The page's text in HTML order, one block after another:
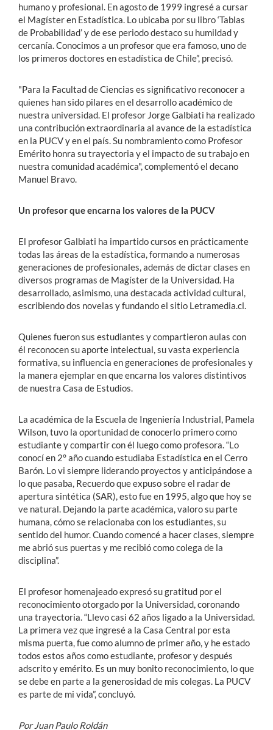
humano y profesional. En agosto de 1999 ingresé a cursar
el Magíster en Estadística. Lo ubicaba por su libro ‘Tablas
de Probabilidad’ y de ese periodo destaco su humildad y
cercanía. Conocimos a un profesor que era famoso, uno de
los primeros doctores en estadística de Chile”, precisó.
"Para la Facultad de Ciencias es significativo reconocer a
quienes han sido pilares en el desarrollo académico de
nuestra universidad. El profesor Jorge Galbiati ha realizado
una contribución extraordinaria al avance de la estadística
en la PUCV y en el país. Su nombramiento como Profesor
Emérito honra su trayectoria y el impacto de su trabajo en
nuestra comunidad académica", complementó el decano
Manuel Bravo.
Un profesor que encarna los valores de la PUCV
El profesor Galbiati ha impartido cursos en prácticamente
todas las áreas de la estadística, formando a numerosas
generaciones de profesionales, además de dictar clases en
diversos programas de Magíster de la Universidad. Ha
desarrollado, asimismo, una destacada actividad cultural,
escribiendo dos novelas y fundando el sitio Letramedia.cl.
Quienes fueron sus estudiantes y compartieron aulas con
él reconocen su aporte intelectual, su vasta experiencia
formativa, su influencia en generaciones de profesionales y
la manera ejemplar en que encarna los valores distintivos
de nuestra Casa de Estudios.
La académica de la Escuela de Ingeniería Industrial, Pamela
Wilson, tuvo la oportunidad de conocerlo primero como
estudiante y compartir con él luego como profesora. “Lo
conocí en 2° año cuando estudiaba Estadística en el Cerro
Barón. Lo vi siempre liderando proyectos y anticipándose a
lo que pasaba, Recuerdo que expuso sobre el radar de
apertura sintética (SAR), esto fue en 1995, algo que hoy se
ve natural. Dejando la parte académica, valoro su parte
humana, cómo se relacionaba con los estudiantes, su
sentido del humor. Cuando comencé a hacer clases, siempre
me abrió sus puertas y me recibió como colega de la
disciplina”.
El profesor homenajeado expresó su gratitud por el
reconocimiento otorgado por la Universidad, coronando
una trayectoria. “Llevo casi 62 años ligado a la Universidad.
La primera vez que ingresé a la Casa Central por esta
misma puerta, fue como alumno de primer año, y he estado
todos estos años como estudiante, profesor y después
adscrito y emérito. Es un muy bonito reconocimiento, lo que
se debe en parte a la generosidad de mis colegas. La PUCV
es parte de mi vida”, concluyó.
Por Juan Paulo Roldán